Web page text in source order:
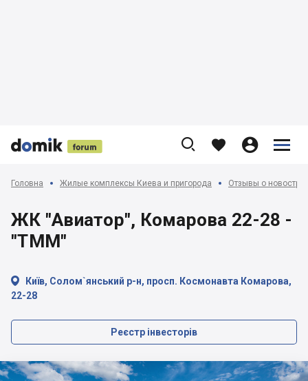


 
    


Головна Жилые комплексы Киева и пригорода Отзывы о
ЖК "Авиатор", Комарова 22-28 -
"ТММ"

Київ, Солом`янський р-н, просп. Космонавта Комарова,
22-28
Реєстр інвесторів